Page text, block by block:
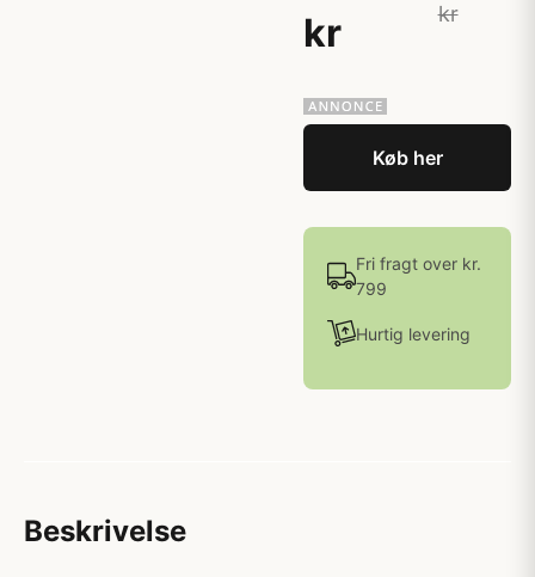
kr
kr
Køb her
Fri fragt over kr.
799
Hurtig levering
Beskrivelse